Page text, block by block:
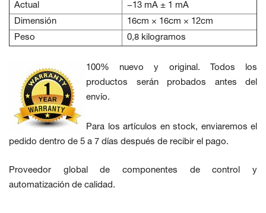
Actual
−13 mA ± 1 mA
Dimensión
16cm × 16cm × 12cm
Peso
0,8 kilogramos
100% nuevo y original. Todos los
productos serán probados antes del
envío.
Para los artículos en stock, enviaremos el
pedido dentro de 5 a 7 días después de recibir el pago.
Proveedor global de componentes de control y
automatización de calidad.